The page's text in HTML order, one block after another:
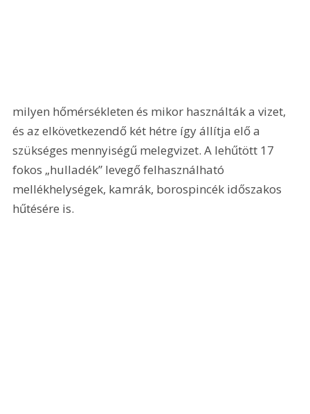
milyen hőmérsékleten és mikor használták a vizet,
és az elkövetkezendő két hétre így állítja elő a
szükséges mennyiségű melegvizet. A lehűtött 17
fokos „hulladék” levegő felhasználható
mellékhelységek, kamrák, borospincék időszakos
hűtésére is.